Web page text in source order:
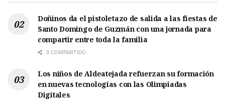
Doñinos da el pistoletazo de salida a las fiestas de
Santo Domingo de Guzmán con una jornada para
compartir entre toda la familia
0 COMPARTIDO
Los niños de Aldeatejada refuerzan su formación
en nuevas tecnologías con las Olimpiadas
Digitales